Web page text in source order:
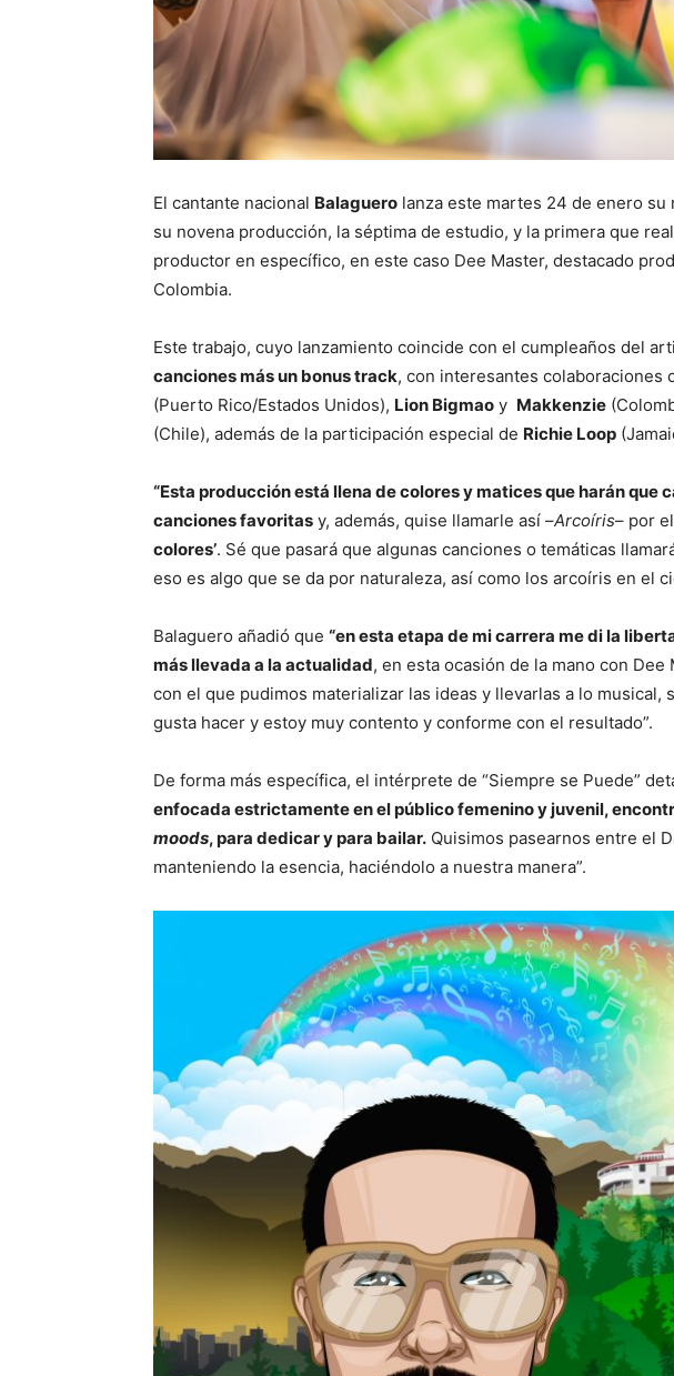
El cantante nacional Balaguero lanza este martes 24 de enero su
su novena producción, la séptima de estudio, y la primera que
productor en específico, en este caso Dee Master, destacado
Colombia.
Este trabajo, cuyo lanzamiento coincide con el cumpleaños del
canciones más un bonus track, con interesantes colaboraciones
(Puerto Rico/Estados Unidos), Lion Bigmao y Makkenzie
(Chile), además de la participación especial de Richie Loop
“Esta producción está llena de colores y matices que harán que
canciones favoritas y, además, quise llamarle así –Arcoíris– por
colores’. Sé que pasará que algunas canciones o temáticas
eso es algo que se da por naturaleza, así como los arcoíris en el
Balaguero añadió que “en esta etapa de mi carrera me di la
más llevada a la actualidad, en esta ocasión de la mano con
con el que pudimos materializar las ideas y llevarlas a lo musical,
gusta hacer y estoy muy contento y conforme con el resultado”.
De forma más específica, el intérprete de “Siempre se Puede”
enfocada estrictamente en el público femenino y juvenil,
moods, para dedicar y para bailar. Quisimos pasearnos entre el
manteniendo la esencia, haciéndolo a nuestra manera”.